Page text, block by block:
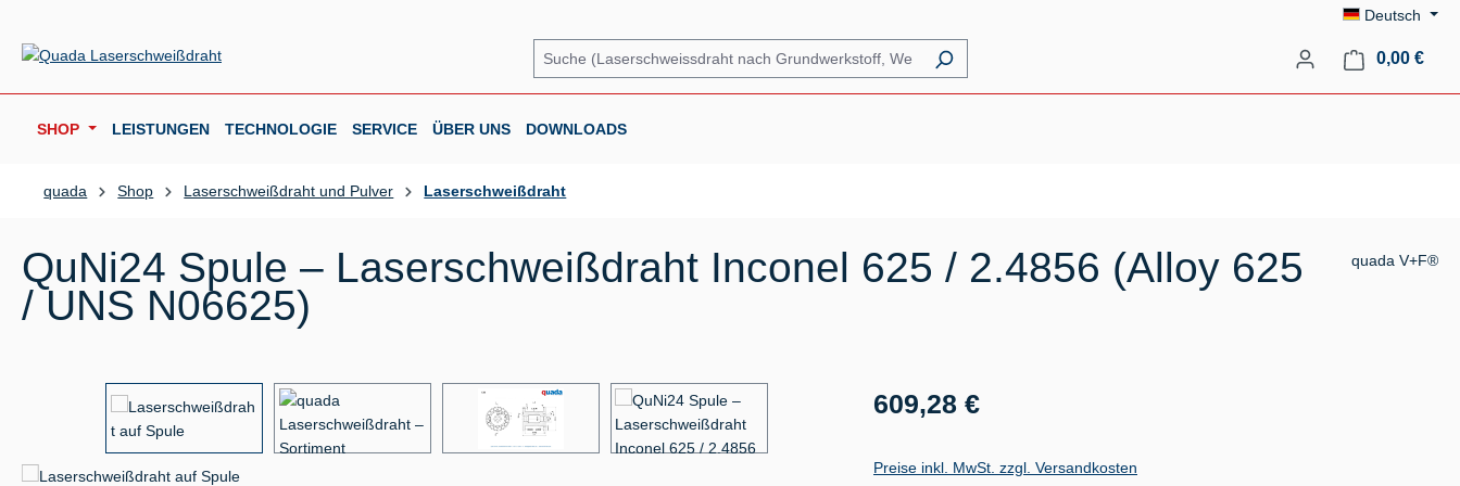
Deutsch
0,00 €
SHOP LEISTUNGEN TECHNOLOGIE SERVICE ÜBER UNS DOWNLOADS
quada Shop Laserschweißdraht und Pulver Laserschweißdraht
QuNi24 Spule – Laserschweißdraht Inconel 625 / 2.4856 (Alloy 625
/ UNS N06625)
quada V+F®
Bildergalerie überspringen Regulärer Preis:
609,28 €
Preise inkl. MwSt. zzgl. Versandkosten